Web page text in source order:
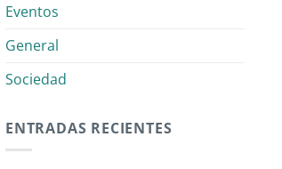
Eventos
General
Sociedad
ENTRADAS RECIENTES